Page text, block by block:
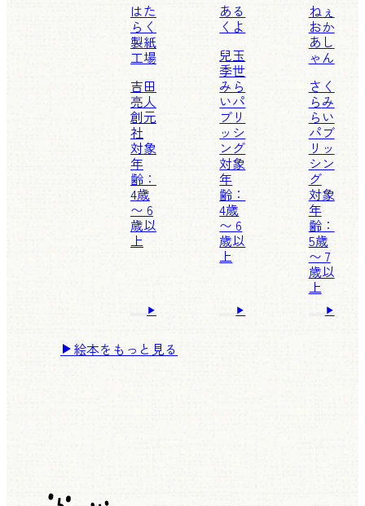
はた
らく
製紙
工場
吉田
亮人
創元
社
対象
年
齢：
4歳
〜 6
歳以
上
ある
くよ
兒玉
季世
みら
いパ
ブリ
ッシ
ング
対象
年
齢：
4歳
〜 6
歳以
上
ねぇ
おか
あし
ゃん
さく
らみ
らい
パブ
リッ
シン
グ
対象
年
齢：
5歳
〜 7
歳以
上
絵本をもっと見る